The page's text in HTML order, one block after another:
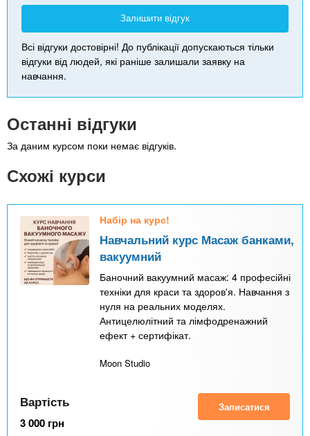
Залишити відгук
Всі відгуки достовірні! До публікації допускаються тільки
відгуки від людей, які раніше залишали заявку на
навчання.
Останні відгуки
За даним курсом поки немає відгуків.
Схожі курси
Набір на курс!
Навчальний курс Масаж банками,
вакуумний
Баночний вакуумний масаж: 4 професійні
техніки для краси та здоров'я. Навчання з
нуля на реальних моделях.
Антицелюлітний та лімфодренажний
ефект + сертифікат.
Moon Studio
Вартість
3 000 грн
Записатися